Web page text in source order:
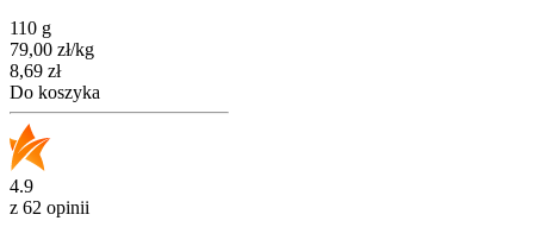
110 g
79,00 zł/kg
Cena
8,69 zł
Do koszyka
4.9
z 62 opinii